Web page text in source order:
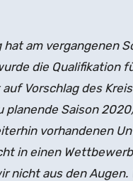
hat am vergangenen
die Qualifikation
Vorschlag des
planende Saison
vorhandenen
in einen
nicht aus den